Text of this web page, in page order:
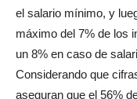
el salario mínimo, y
máximo del 7% de los
un 8% en caso de
Considerando que
aseguran que el 56%